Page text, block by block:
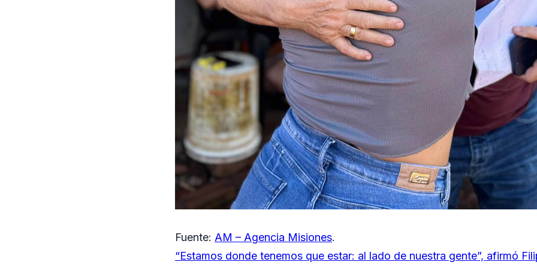
Fuente: AM – Agencia Misiones.
“Estamos donde tenemos que estar: al lado de nuestra gente”, afirmó